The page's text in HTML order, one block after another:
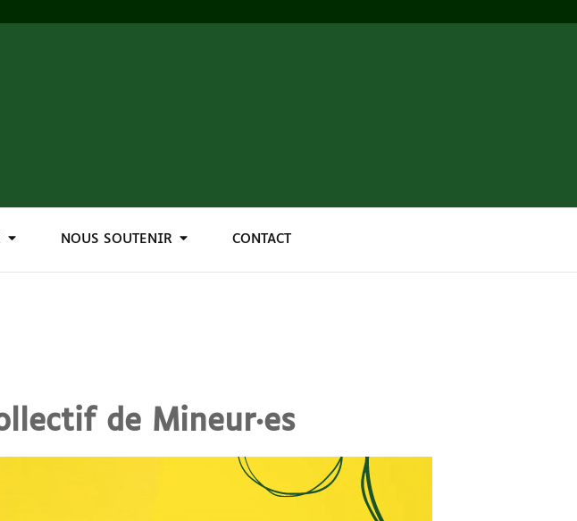
NOUS SOUTENIR CONTACT
de Mineur·es